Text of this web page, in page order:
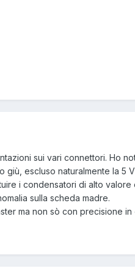
sui vari connettori. Ho
escluso naturalmente la
i condensatori di alto
sulla scheda madre.
ma non sò con precisione